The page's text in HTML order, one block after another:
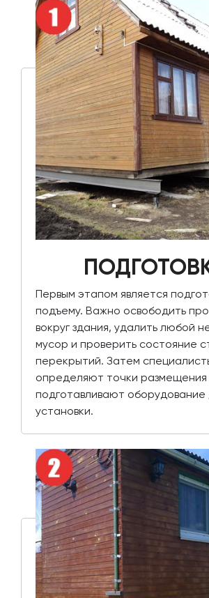
Первым этапом является
подъему. Важно освободить
вокруг здания, удалить любой
мусор и проверить состояние
перекрытий. Затем
определяют точки размещения
подготавливают оборудование
установки.